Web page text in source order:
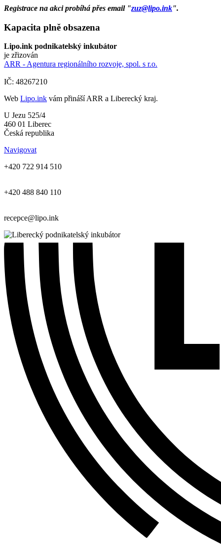
Registrace na akci probíhá přes email "zuz@lipo.ink".
Kapacita plně obsazena
Lipo.ink podnikatelský inkubátor
je zřizován
ARR - Agentura regionálního rozvoje, spol. s r.o.
IČ: 48267210
Web Lipo.ink vám přináší ARR a Liberecký kraj.
U Jezu 525/4
460 01 Liberec
Česká republika
Navigovat
+420 722 914 510
+420 488 840 110
recepce@lipo.ink